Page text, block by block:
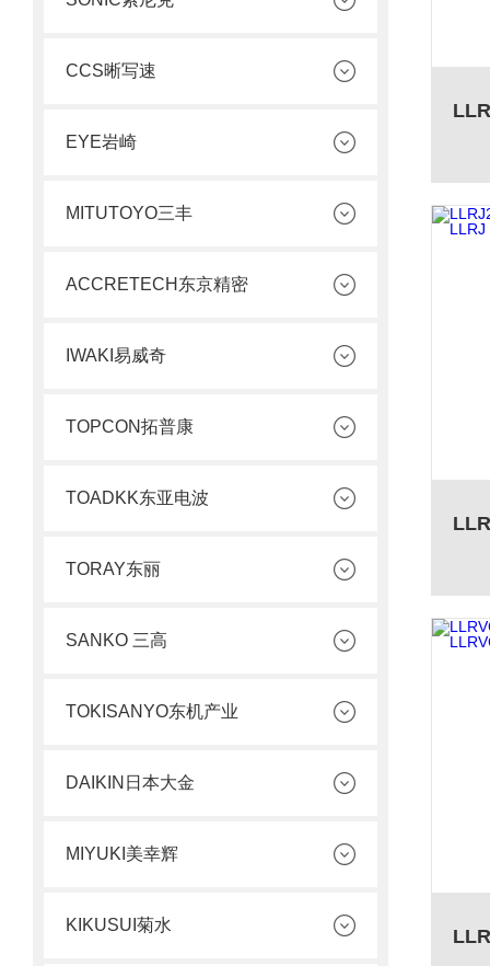
CCS晰写速
EYE岩崎
MITUTOYO三丰
ACCRETECH东京精密
IWAKI易威奇
TOPCON拓普康
TOADKK东亚电波
TORAY东丽
SANKO 三高
TOKISANYO东机产业
DAIKIN日本大金
MIYUKI美幸辉
KIKUSUI菊水